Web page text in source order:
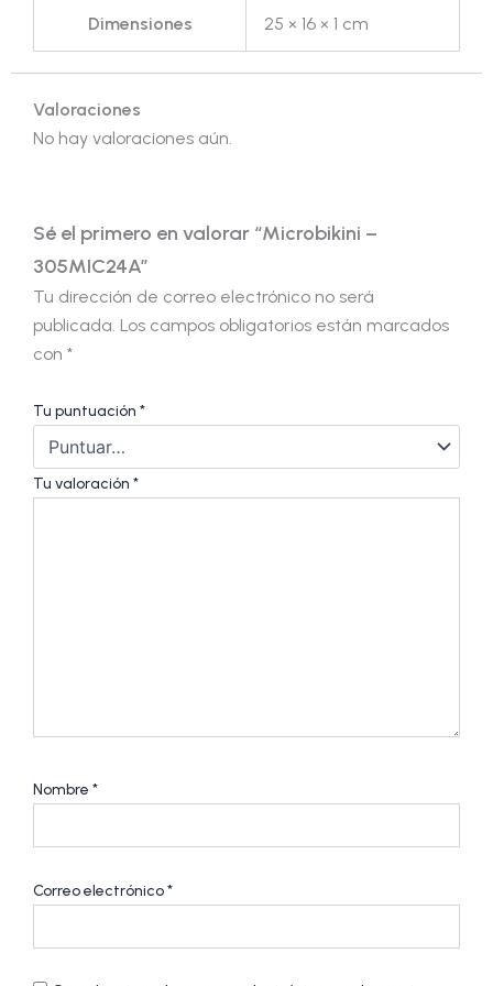
Dimensiones 25 × 16 × 1 cm
Valoraciones
No hay valoraciones aún.
Sé el primero en valorar “Microbikini –
305MIC24A”
Tu dirección de correo electrónico no será
publicada. Los campos obligatorios están marcados
con *
Tu puntuación *
Tu valoración *
Nombre *
Correo electrónico*